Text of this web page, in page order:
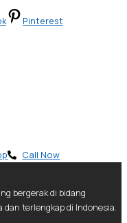
Pinterest
Call Now
bergerak di bidang
terlengkap di Indonesia.